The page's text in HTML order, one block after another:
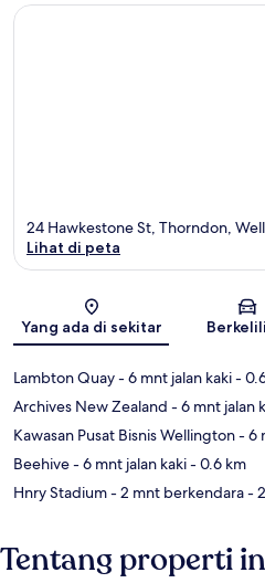
Peta
24 Hawkestone St, Thorndon,
Lihat di peta
Yang ada di sekitar
Lambton Quay- 6 mnt jalan kaki-
Archives New Zealand - 6 mnt jalan
Kawasan Pusat Bisnis Wellington- 6
Beehive- 6 mnt jalan kaki- 0.6 km
Hnry Stadium- 2 mnt berkendara-
Tentang properti